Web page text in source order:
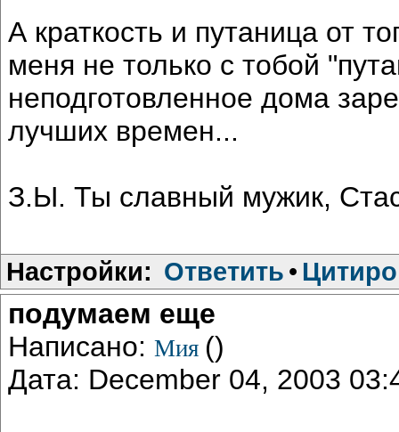
А краткость и путаница от
меня не только с тобой
неподготовленное дома
лучших времен...
З.Ы. Ты славный мужик,
Настройки: Ответить •
подумаем еще
Написано: Мия ()
Дата: December 04, 2003